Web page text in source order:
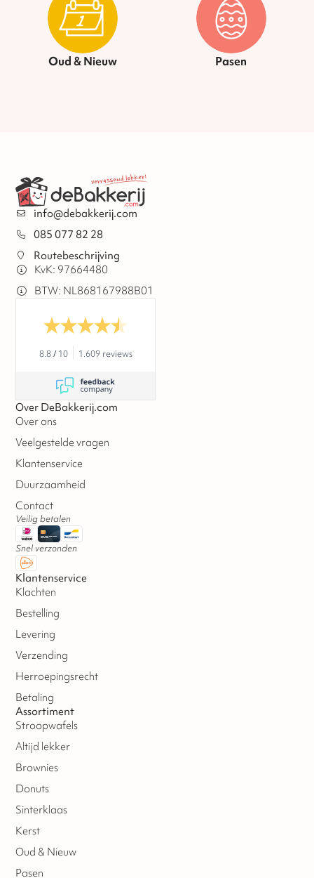
Oud & Nieuw Pasen
info@debakkerij.com
085 077 82 28
Routebeschrijving
KvK: 97664480
BTW: NL868167988B01
8.8/ 10 1.609 reviews
Over DeBakkerij.com
Over ons
Veelgestelde vragen
Klantenservice
Duurzaamheid
Contact
Veilig betalen
Snel verzonden
Klantenservice
Klachten
Bestelling
Levering
Verzending
Herroepingsrecht
Betaling
Assortiment
Stroopwafels
Altijd lekker
Brownies
Donuts
Sinterklaas
Kerst
Oud & Nieuw
Pasen